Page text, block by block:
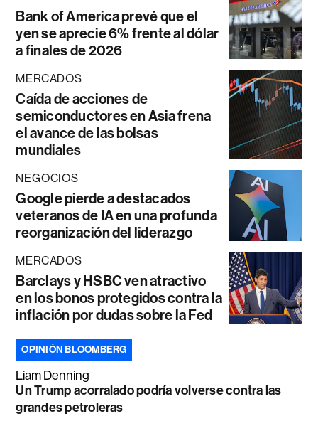
Bank of America prevé que el
yen se aprecie 6% frente al dólar
a finales de 2026
MERCADOS
Caída de acciones de
semiconductores en Asia frena
el avance de las bolsas
mundiales
NEGOCIOS
Google pierde a destacados
veteranos de IA en una profunda
reorganización del liderazgo
MERCADOS
Barclays y HSBC ven atractivo
en los bonos protegidos contra la
inflación por dudas sobre la Fed
OPINIÓN BLOOMBERG
Liam Denning
Un Trump acorralado podría volverse contra las
grandes petroleras